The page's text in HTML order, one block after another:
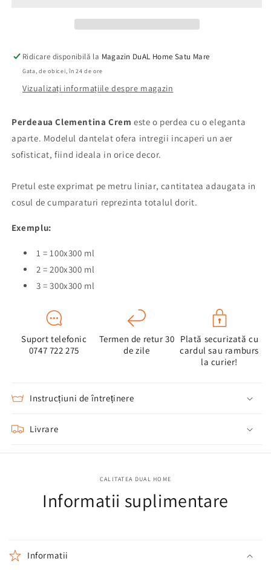
Ridicare disponibilă la Magazin DuAL Home Satu Mare
Gata, de obicei, în 24 de ore
Vizualizați informațiile despre magazin
Perdeaua Clementina Crem este o perdea cu o eleganta
aparte. Modelul dantelat ofera intregii incaperi un aer
sofisticat, fiind ideala in orice decor.
Pretul este exprimat pe metru liniar, cantitatea adaugata in
cosul de cumparaturi reprezinta totalul dorit.
Exemplu:
1 = 100x300 ml
2 = 200x300 ml
3 = 300x300 ml
Suport telefonic
0747 722 275
Termen de retur 30
de zile
Plată securizată cu
cardul sau ramburs
la curier!
Instrucțiuni de întreținere
Livrare
CALITATEA DUAL HOME
Informatii suplimentare
Informatii